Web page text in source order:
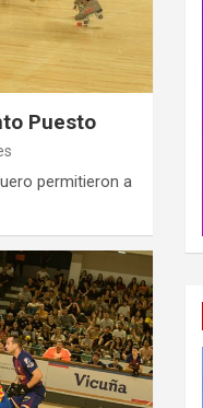
Puesto
permitieron a